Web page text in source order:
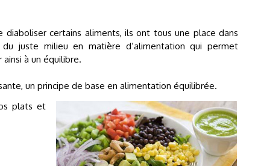
certains aliments, ils ont tous une place dans
juste milieu en matière d’alimentation qui permet
à un équilibre.
un principe de base en alimentation équilibrée.
plats et